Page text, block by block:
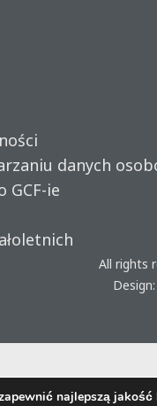
danych
GCF-ie
All rights
najlepszą